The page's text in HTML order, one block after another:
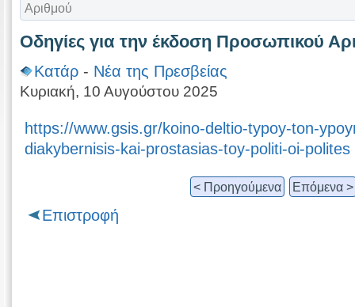
Αριθμού
Οδηγίες για την έκδοση Προσωπικού
Κατάρ - Νέα της Πρεσβείας
Κυριακή, 10 Αυγούστου 2025
https://www.gsis.gr/koino-deltio-typoy-ton-
diakybernisis-kai-prostasias-toy-politi-oi-polites
< Προηγούμενα Επόμενα >
Επιστροφή